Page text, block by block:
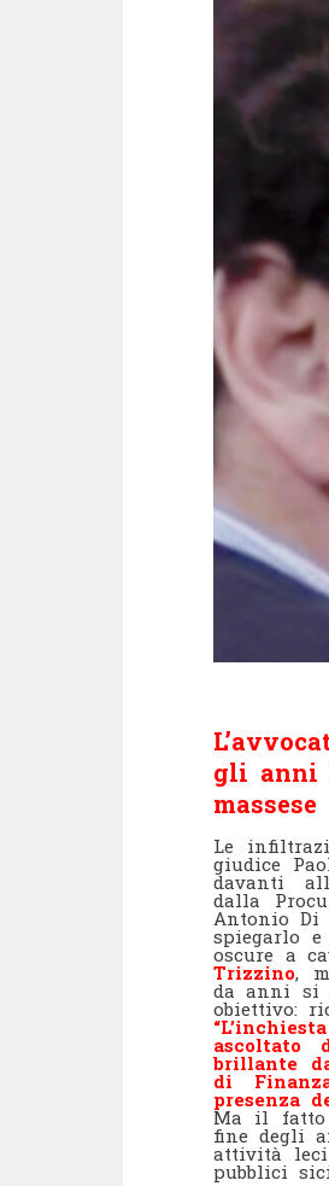
gli anni
massese
Le
giudice
davanti
dalla
Antonio Di
spiegarlo
oscure a
Trizzino,
da anni si
obiettivo:
ascoltato
brillante
di
presenza
Ma il fatto
fine degli
attività
pubblici